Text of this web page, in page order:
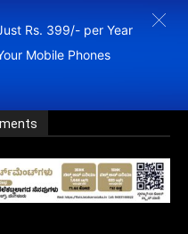
Rs. 399/- per Year
Mobile Phones